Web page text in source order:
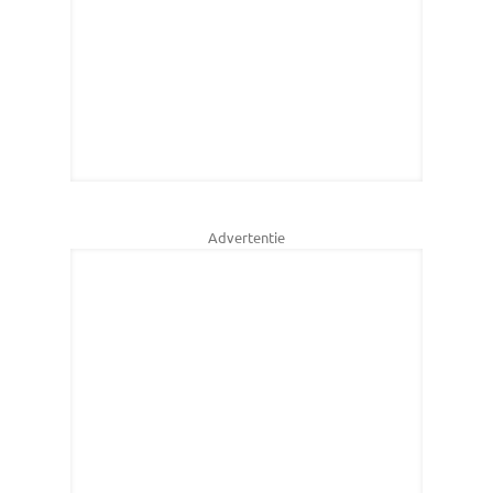
Advertentie